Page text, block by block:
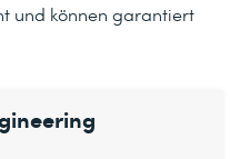
und können garantiert